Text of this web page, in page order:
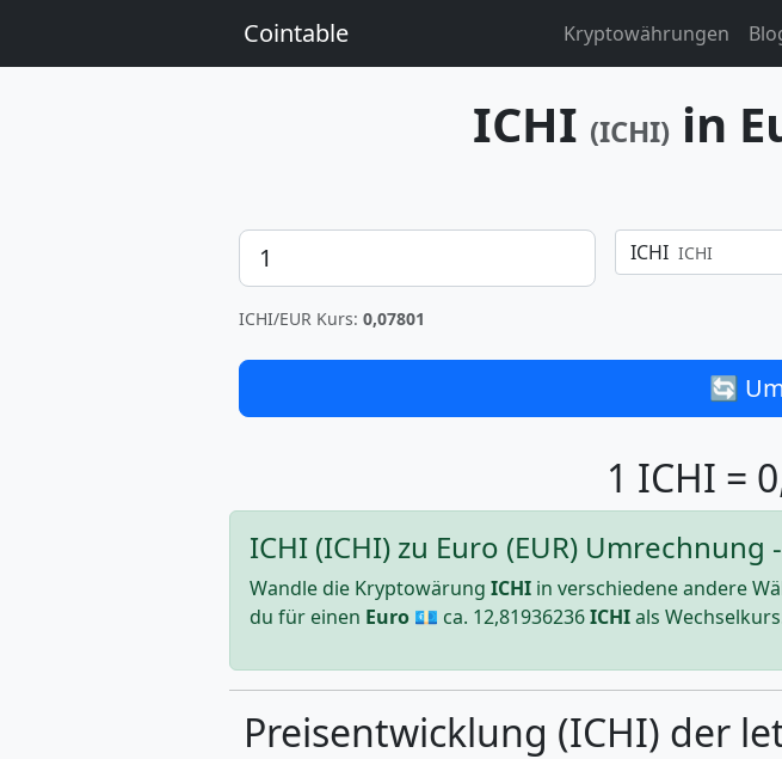
Cointable Kryptowährungen
ICHI (ICHI) in
Betrag ICHI ICHI
ICHI/EUR Kurs: 0,07801
🔄
1 ICHI =
ICHI (ICHI) zu Euro (EUR)
Wandle die Kryptowärung ICHI in verschiedene andere
du für einen Euro 💶 ca. 12,81936236ICHIals
Preisentwicklung (ICHI) der